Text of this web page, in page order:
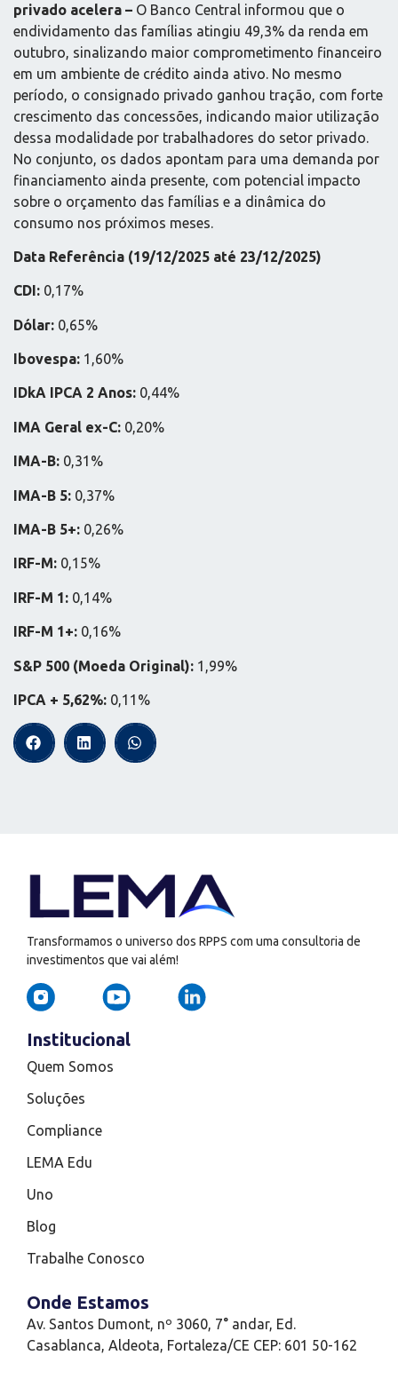
privado acelera – O Banco Central informou que o
endividamento das famílias atingiu 49,3% da renda em
outubro, sinalizando maior comprometimento financeiro
em um ambiente de crédito ainda ativo. No mesmo
período, o consignado privado ganhou tração, com forte
crescimento das concessões, indicando maior utilização
dessa modalidade por trabalhadores do setor privado.
No conjunto, os dados apontam para uma demanda por
financiamento ainda presente, com potencial impacto
sobre o orçamento das famílias e a dinâmica do
consumo nos próximos meses.
Data Referência (19/12/2025 até 23/12/2025)
CDI: 0,17%
Dólar: 0,65%
Ibovespa: 1,60%
IDkA IPCA 2 Anos: 0,44%
IMA Geral ex-C: 0,20%
IMA-B: 0,31%
IMA-B 5: 0,37%
IMA-B 5+: 0,26%
IRF-M: 0,15%
IRF-M 1: 0,14%
IRF-M 1+: 0,16%
S&P 500 (Moeda Original): 1,99%
IPCA + 5,62%: 0,11%
Transformamos o universo dos RPPS com uma consultoria de
investimentos que vai além!
Institucional
Quem Somos
Soluções
Compliance
LEMA Edu
Uno
Blog
Trabalhe Conosco
Onde Estamos
Av. Santos Dumont, nº 3060, 7° andar, Ed.
Casablanca, Aldeota, Fortaleza/CE CEP: 601 50-162